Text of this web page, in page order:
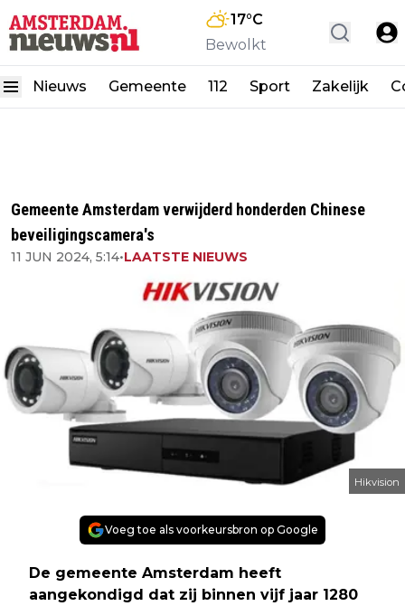
17°C
Bewolkt
Nieuws Gemeente 112 Sport Zakelijk
Gemeente Amsterdam verwijderd honderden Chinese
beveiligingscamera's
11 JUN 2024, 5:14•LAATSTE NIEUWS
Hikvision
Voeg toe als voorkeursbron op Google
De gemeente Amsterdam heeft
aangekondigd dat zij binnen vijf jaar 1280